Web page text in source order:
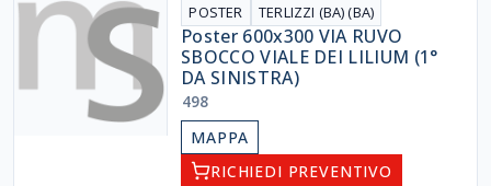
POSTER TERLIZZI (BA) (BA)
Poster 600x300 VIA RUVO
SBOCCO VIALE DEI LILIUM (1°
DA SINISTRA)
498
MAPPA
RICHIEDI PREVENTIVO